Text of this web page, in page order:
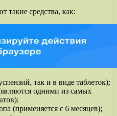
такие средства, как:
так и в виде таблеток);
одними из самых
(применяется с 6 месяцев);